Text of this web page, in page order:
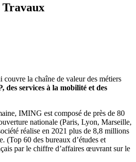
la chaîne de valeur des métiers
des services à la mobilité et des
IMING est composé de près de 80
nationale (Paris, Lyon, Marseille,
réalise en 2021 plus de 8,8 millions
(Top 60 des bureaux d’études et
par le chiffre d’affaires œuvrant sur le